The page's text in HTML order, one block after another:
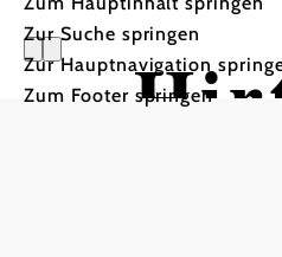
Zur Suche springen
Zur Hauptnavigation
Zum Footer springen